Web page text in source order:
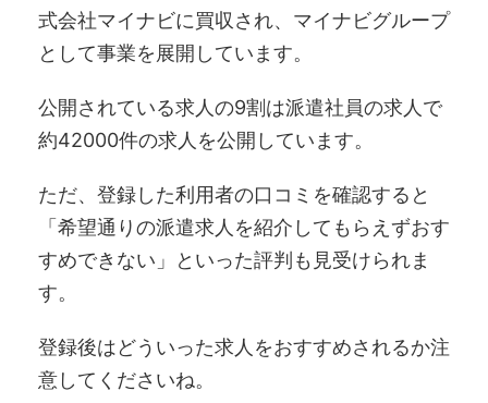
式会社マイナビに買収され、マイナビグループ
として事業を展開しています。
公開されている求人の9割は派遣社員の求人で
約42000件の求人を公開しています。
ただ、登録した利用者の口コミを確認すると
「希望通りの派遣求人を紹介してもらえずおす
すめできない」といった評判も見受けられま
す。
登録後はどういった求人をおすすめされるか注
意してくださいね。